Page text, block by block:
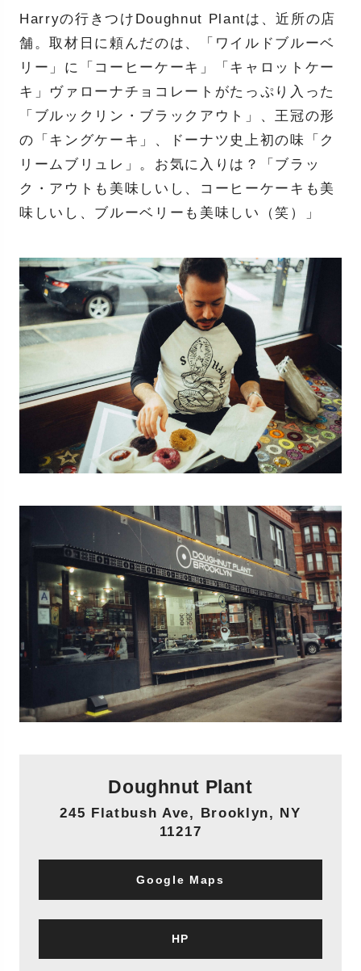
Harryの行きつけDoughnut Plantは、近所の店
舗。取材日に頼んだのは、「ワイルドブルーベ
リー」に「コーヒーケーキ」「キャロットケー
キ」ヴァローナチョコレートがたっぷり入った
「ブルックリン・ブラックアウト」、王冠の形
の「キングケーキ」、ドーナツ史上初の味「ク
リームブリュレ」。お気に入りは？「ブラッ
ク・アウトも美味しいし、コーヒーケーキも美
味しいし、ブルーベリーも美味しい（笑）」
Doughnut Plant
245 Flatbush Ave, Brooklyn, NY
11217
Google Maps
HP